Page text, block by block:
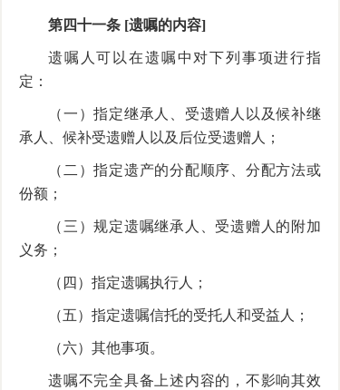
第四十一条 [遗嘱的内容]
遗嘱人可以在遗嘱中对下列事项进行指
定：
（一）指定继承人、受遗赠人以及候补继
承人、候补受遗赠人以及后位受遗赠人；
（二）指定遗产的分配顺序、分配方法或
份额；
（三）规定遗嘱继承人、受遗赠人的附加
义务；
（四）指定遗嘱执行人；
（五）指定遗嘱信托的受托人和受益人；
（六）其他事项。
遗嘱不完全具备上述内容的，不影响其效